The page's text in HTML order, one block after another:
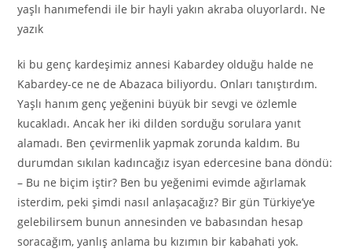
yaşlı hanımefendi ile bir hayli yakın akraba oluyorlardı. Ne
yazık
ki bu genç kardeşimiz annesi Kabardey olduğu halde ne
Kabardey-ce ne de Abazaca biliyordu. Onları tanıştırdım.
Yaşlı hanım genç yeğenini büyük bir sevgi ve özlemle
kucakladı. Ancak her iki dilden sorduğu sorulara yanıt
alamadı. Ben çevirmenlik yapmak zorunda kaldım. Bu
durumdan sıkılan kadıncağız isyan edercesine bana döndü:
– Bu ne biçim iştir? Ben bu yeğenimi evimde ağırlamak
isterdim, peki şimdi nasıl anlaşacağız? Bir gün Türkiye’ye
gelebilirsem bunun annesinden ve babasından hesap
soracağım, yanlış anlama bu kızımın bir kabahati yok.